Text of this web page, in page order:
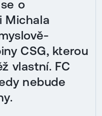
o
Michala
CSG, kterou
vlastní. FC
nebude